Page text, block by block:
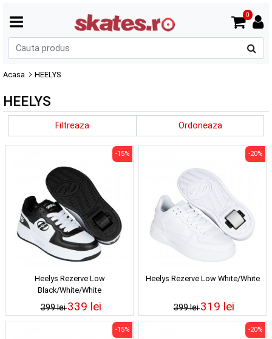
0
Acasa HEELYS
HEELYS
Filtreaza Ordoneaza
Heelys Rezerve Low
Black/White/White
399 lei
-15%
339 lei
Heelys Rezerve Low White/White
399 lei
-20%
319 lei
-15% -20%